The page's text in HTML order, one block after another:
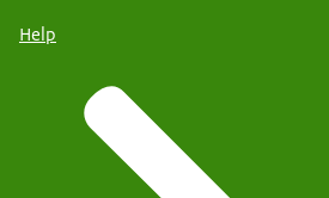
Help